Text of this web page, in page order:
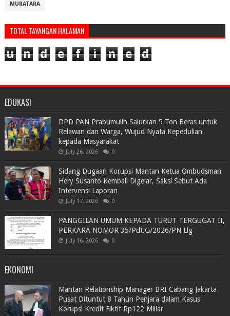
MURATARA
TOTAL TAYANGAN HALAMAN
u n d e f i n e d
EDUKASI
DPD PAN Prabumulih Salurkan 5 Ton Beras untuk
Relawan dan Warga, Wujud Nyata Kepedulian
kepada Masyarakat
July 26, 2026 0
Sidang Dugaan Korupsi Mantan Ketua Ombudsman
Hery Susanto Kembali Digelar, Saksi Sebut Ada
Intervensi Laporan
July 17, 2026 0
PANGGILAN UMUM KEPADA TURUT TERGUGAT II,
PERKARA NOMOR 35/Pdt.G/2026/PN Llg
July 16, 2026 0
EKONOMI
Mantan Relationship Manager BRI Cabang Jakarta
Pusat Dituntut 8 Tahun Penjara dalam Kasus
Korupsi Kredit Fiktif Rp122 Miliar